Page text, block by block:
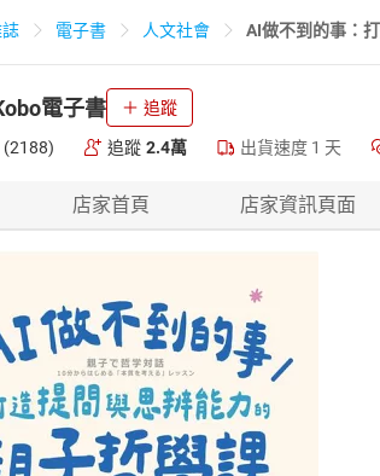
電子書 人文社會 AI做不到的事：
電子書 追蹤
(2188) 追蹤 2.4萬 出貨速度 1 天
店家首頁 店家資訊頁面